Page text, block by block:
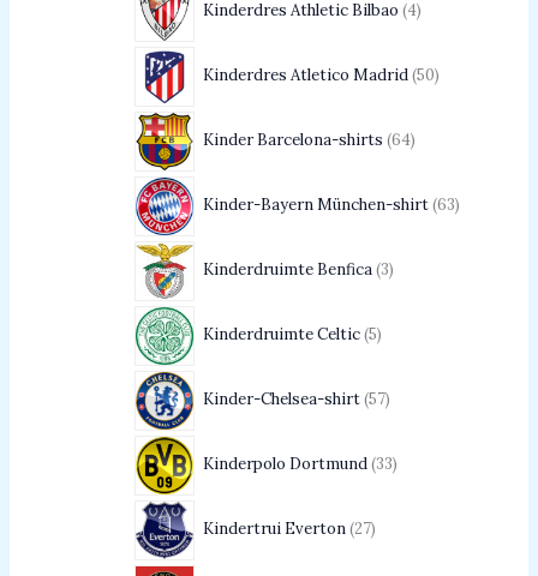
Kinderdres Athletic Bilbao 4
Kinderdres Atletico Madrid 50
Kinder Barcelona-shirts 64
Kinder-Bayern München-shirt 63
Kinderdruimte Benfica 3
Kinderdruimte Celtic 5
Kinder-Chelsea-shirt 57
Kinderpolo Dortmund 33
Kindertrui Everton 27